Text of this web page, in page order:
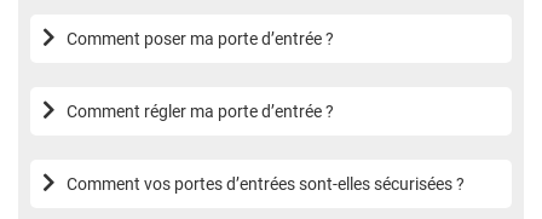
Comment poser ma porte d’entrée ?
Comment régler ma porte d’entrée ?
Comment vos portes d’entrées sont-elles sécurisées ?